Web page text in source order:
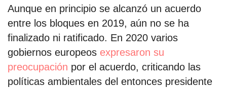
el surti
acerca
blog
contacto
Aunque en principio se alcanzó un acuerdo
entre los bloques en 2019, aún no se ha
finalizado ni ratificado. En 2020 varios
gobiernos europeos expresaron su
preocupación por el acuerdo, criticando las
políticas ambientales del entonces presidente